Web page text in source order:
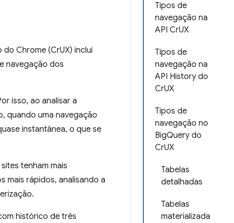
Tipos de
navegação na
API CrUX
Tipos de
navegação na
API History do
CrUX
Tipos de
navegação no
BigQuery do
CrUX
Tabelas
detalhadas
Tabelas
materializada
Chrome (CrUX) inclui
navegação dos
isso, ao analisar a
quando uma navegação
instantânea, o que se
tenham mais
mais rápidos, analisando a
histórico de três